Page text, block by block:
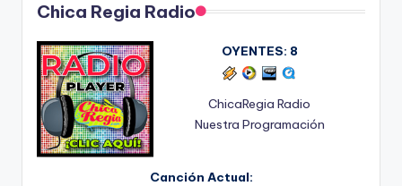
Chica Regia Radio
OYENTES: 8
ChicaRegia Radio
Nuestra Programación
Canción Actual: